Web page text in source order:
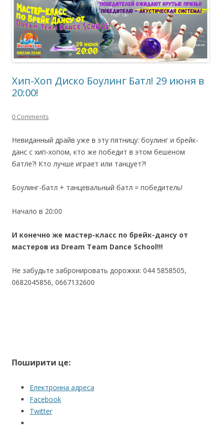
Хип-Хоп Диско Боулинг Батл! 29 июня в
20:00!
0 Comments
Невиданный драйв уже в эту пятницу: боулинг и брейк-
данс с хип-хопом, кто же победит в этом бешеном
батле?! Кто лучше играет или танцует?!
Боулинг-батл + танцевальный батл = победитель!
Начало в 20:00
И конечно же мастер-класс по брейк-дансу от
мастеров из Dream Team Dance School!!!
Не забудьте забронировать дорожки: 044 5858505,
0682045856, 0667132600
Поширити це:
Електронна адреса
Facebook
Twitter